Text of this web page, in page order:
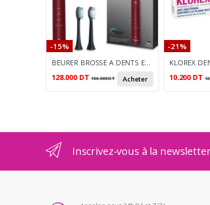
-15%
BEURER BROSSE A DENTS ELECT SONIC LE SC30 BORDEAU
128.000 DT 150.000DT Acheter
-21%
10.200 DT
Inscrivez-vous à la